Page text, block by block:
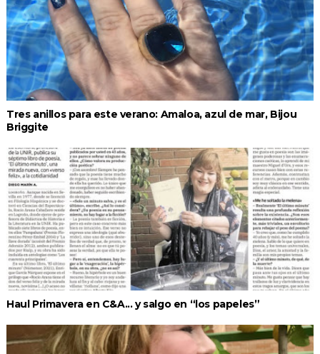
Tres anillos para este verano: Amaloa, azul de mar, Bijou
Briggite
Haul Primavera en C&A... y salgo en “los papeles”